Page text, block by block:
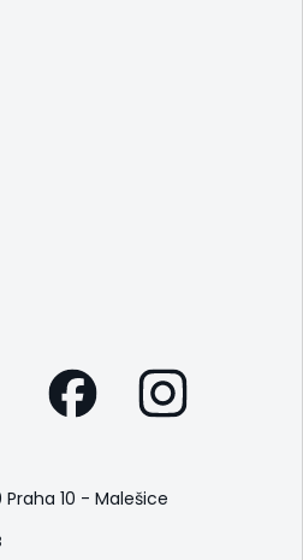
10 - Malešice